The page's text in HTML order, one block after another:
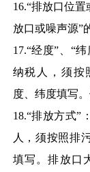
16.“排放口位
放口或噪声源”
17.“经度”、“
纳税人，须按
度、纬度填写。
18.“排放方式”
人，须按照排
填写。排放口